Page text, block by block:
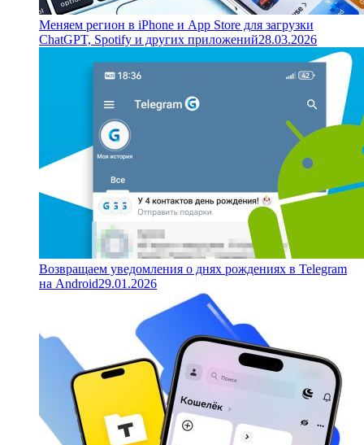
Меняем регион в iPhone и App Store для загрузки
ChatGPT, Spotify и других приложений28.03.2026
Возвращаем уведомления о днях рождениях в Telegram
на Android29.01.2026